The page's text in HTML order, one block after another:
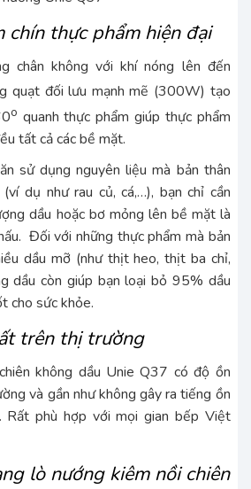
chín thực phẩm hiện đại
chân không với khí nóng lên đến
quạt đối lưu mạnh mẽ (300W) tạo
o quanh thực phẩm giúp thực phẩm
tất cả các bề mặt.
sử dụng nguyên liệu mà bản thân
dụ như rau củ, cá,…), bạn chỉ cần
dầu hoặc bơ mỏng lên bề mặt là
Đối với những thực phẩm mà bản
dầu mỡ (như thịt heo, thịt ba chỉ,
dầu còn giúp bạn loại bỏ 95% dầu
cho sức khỏe.
trên thị trường
không dầu Unie Q37 có độ ồn
và gần như không gây ra tiếng ồn
Rất phù hợp với mọi gian bếp Việt
lò nướng kiêm nồi chiên